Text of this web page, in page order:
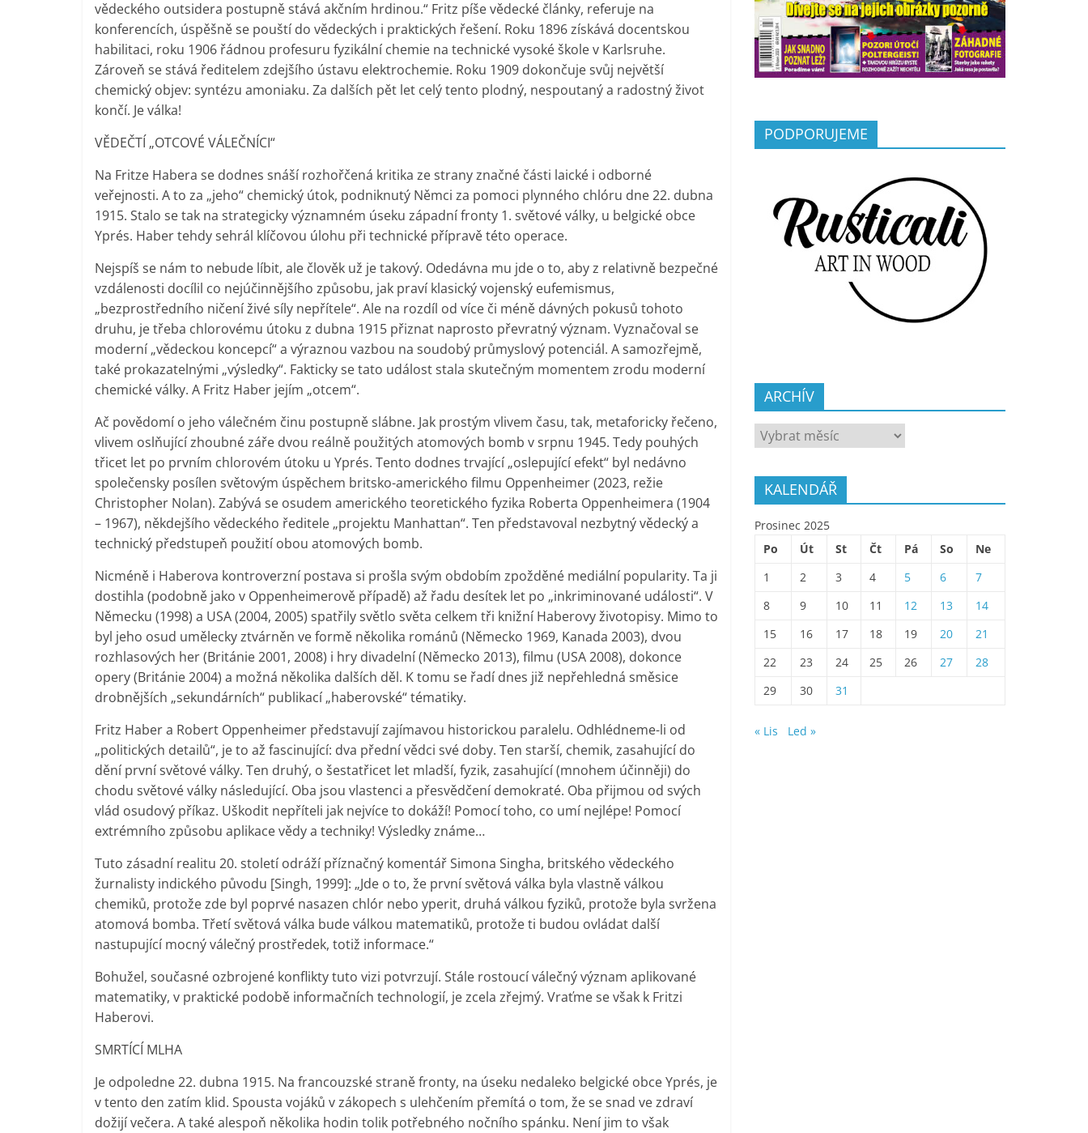
vědeckého outsidera postupně stává akčním hrdinou.“ Fritz píše vědecké články, referuje na
konferencích, úspěšně se pouští do vědeckých i praktických řešení. Roku 1896 získává docentskou
habilitaci, roku 1906 řádnou profesuru fyzikální chemie na technické vysoké škole v Karlsruhe.
Zároveň se stává ředitelem zdejšího ústavu elektrochemie. Roku 1909 dokončuje svůj největší
chemický objev: syntézu amoniaku. Za dalších pět let celý tento plodný, nespoutaný a radostný život
končí. Je válka!
VĚDEČTÍ „OTCOVÉ VÁLEČNÍCI“
Na Fritze Habera se dodnes snáší rozhořčená kritika ze strany značné části laické i odborné
veřejnosti. A to za „jeho“ chemický útok, podniknutý Němci za pomoci plynného chlóru dne 22. dubna
1915. Stalo se tak na strategicky významném úseku západní fronty 1. světové války, u belgické obce
Yprés. Haber tehdy sehrál klíčovou úlohu při technické přípravě této operace.
Nejspíš se nám to nebude líbit, ale člověk už je takový. Odedávna mu jde o to, aby z relativně bezpečné
vzdálenosti docílil co nejúčinnějšího způsobu, jak praví klasický vojenský eufemismus,
„bezprostředního ničení živé síly nepřítele“. Ale na rozdíl od více či méně dávných pokusů tohoto
druhu, je třeba chlorovému útoku z dubna 1915 přiznat naprosto převratný význam. Vyznačoval se
moderní „vědeckou koncepcí“ a výraznou vazbou na soudobý průmyslový potenciál. A samozřejmě,
také prokazatelnými „výsledky“. Fakticky se tato událost stala skutečným momentem zrodu moderní
chemické války. A Fritz Haber jejím „otcem“.
Ač povědomí o jeho válečném činu postupně slábne. Jak prostým vlivem času, tak, metaforicky řečeno,
vlivem oslňující zhoubné záře dvou reálně použitých atomových bomb v srpnu 1945. Tedy pouhých
třicet let po prvním chlorovém útoku u Yprés. Tento dodnes trvající „oslepující efekt“ byl nedávno
společensky posílen světovým úspěchem britsko-amerického filmu Oppenheimer (2023, režie
Christopher Nolan). Zabývá se osudem amerického teoretického fyzika Roberta Oppenheimera (1904
– 1967), někdejšího vědeckého ředitele „projektu Manhattan“. Ten představoval nezbytný vědecký a
technický předstupeň použití obou atomových bomb.
Nicméně i Haberova kontroverzní postava si prošla svým obdobím zpožděné mediální popularity. Ta ji
dostihla (podobně jako v Oppenheimerově případě) až řadu desítek let po „inkriminované události“. V
Německu (1998) a USA (2004, 2005) spatřily světlo světa celkem tři knižní Haberovy životopisy. Mimo to
byl jeho osud umělecky ztvárněn ve formě několika románů (Německo 1969, Kanada 2003), dvou
rozhlasových her (Británie 2001, 2008) i hry divadelní (Německo 2013), filmu (USA 2008), dokonce
opery (Británie 2004) a možná několika dalších děl. K tomu se řadí dnes již nepřehledná směsice
drobnějších „sekundárních“ publikací „haberovské“ tématiky.
Fritz Haber a Robert Oppenheimer představují zajímavou historickou paralelu. Odhlédneme-li od
„politických detailů“, je to až fascinující: dva přední vědci své doby. Ten starší, chemik, zasahující do
dění první světové války. Ten druhý, o šestatřicet let mladší, fyzik, zasahující (mnohem účinněji) do
chodu světové války následující. Oba jsou vlastenci a přesvědčení demokraté. Oba přijmou od svých
vlád osudový příkaz. Uškodit nepříteli jak nejvíce to dokáží! Pomocí toho, co umí nejlépe! Pomocí
extrémního způsobu aplikace vědy a techniky! Výsledky známe…
Tuto zásadní realitu 20. století odráží příznačný komentář Simona Singha, britského vědeckého
žurnalisty indického původu [Singh, 1999]: „Jde o to, že první světová válka byla vlastně válkou
chemiků, protože zde byl poprvé nasazen chlór nebo yperit, druhá válkou fyziků, protože byla svržena
atomová bomba. Třetí světová válka bude válkou matematiků, protože ti budou ovládat další
nastupující mocný válečný prostředek, totiž informace.“
Bohužel, současné ozbrojené konflikty tuto vizi potvrzují. Stále rostoucí válečný význam aplikované
matematiky, v praktické podobě informačních technologií, je zcela zřejmý. Vraťme se však k Fritzi
Haberovi.
SMRTÍCÍ MLHA
Je odpoledne 22. dubna 1915. Na francouzské straně fronty, na úseku nedaleko belgické obce Yprés, je
v tento den zatím klid. Spousta vojáků v zákopech s ulehčením přemítá o tom, že se snad ve zdraví
dožijí večera. A také alespoň několika hodin tolik potřebného nočního spánku. Není jim to však
PODPORUJEME
ARCHÍV
ARCHÍV
KALENDÁŘ
Prosinec 2025
Po
Út St Čt Pá So
Ne
1
2 3 4 5 6
7
8
9 10 11 12 13
14
15
16 17 18 19 20
21
22
23 24 25 26 27
28
29
30 31
« Lis Led »